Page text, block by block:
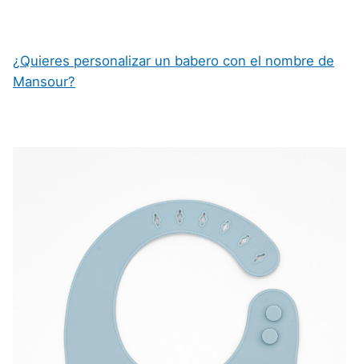
¿Quieres personalizar un babero con el nombre de
Mansour?